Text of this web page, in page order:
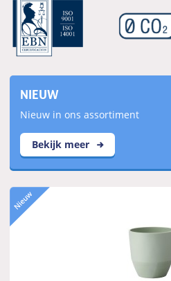
NIEUW
Nieuw in ons assortiment
Bekijk meer